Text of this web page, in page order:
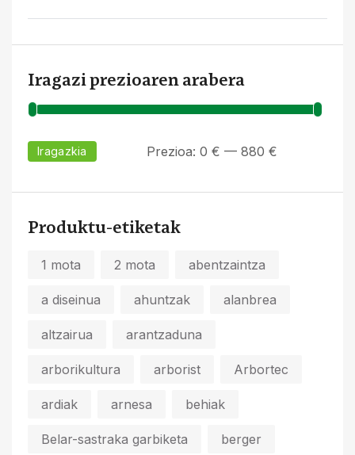
Iragazi prezioaren arabera
Iragazkia Prezioa: 0 € — 880 €
Produktu-etiketak
1 mota 2 mota abentzaintza
a diseinua ahuntzak alanbrea
altzairua arantzaduna
arborikultura arborist Arbortec
ardiak arnesa behiak
Belar-sastraka garbiketa berger